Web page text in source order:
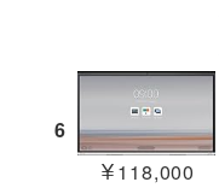
6
￥118,000